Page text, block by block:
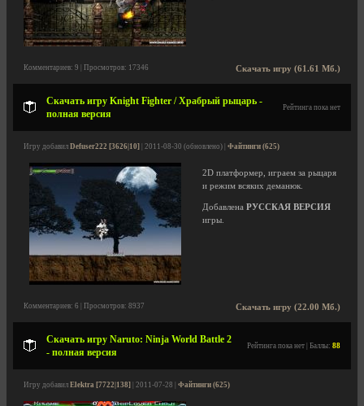
Скачать игру (61.61 Мб.)
Комментариев: 9 | Просмотров: 17346
Скачать игру Knight Fighter / Храбрый рыцарь -
полная версия
Рейтинга пока нет
Игру добавил Defuser222 [3626|10] | 2011-08-30 (обновлено) | Файтинги (625)
2D платформер, играем за рыцаря
и режим всяких деманюк.
Добавлена РУССКАЯ ВЕРСИЯ
игры.
Скачать игру (22.00 Мб.)
Комментариев: 6 | Просмотров: 8937
Скачать игру Naruto: Ninja World Battle 2
- полная версия
Рейтинга пока нет | Баллы: 88
Игру добавил Elektra [7722|138] | 2011-07-28 | Файтинги (625)